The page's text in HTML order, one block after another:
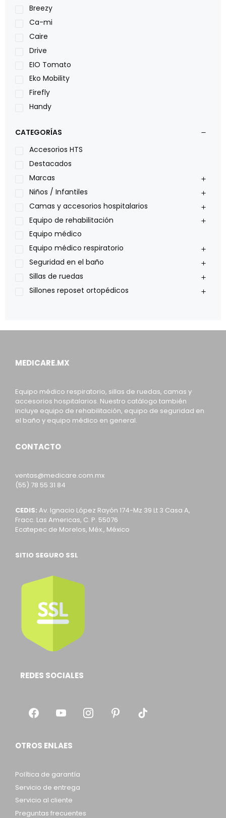
Breezy
Ca-mi
Caire
Drive
EIO Tomato
Eko Mobility
Firefly
Handy
Leggero
Lumex
Medical Store
Nidek
Oxiplus
Philips
Pride
Roho
Sillas de ruedas Everest Jennings
Stealth products
Xiehe Medical
CATEGORÍAS
Accesorios HTS
Destacados
Marcas
Niños / Infantiles
Camas y accesorios hospitalarios
Equipo de rehabilitación
Equipo médico
Equipo médico respiratorio
Seguridad en el baño
Sillas de ruedas
Sillones reposet ortopédicos
MEDICARE.MX
Equipo médico respiratorio, sillas de ruedas, camas y
accesorios hospitalarios. Nuestro catálogo también
incluye equipo de rehabilitación, equipo de seguridad en
el baño y equipo médico en general.
CONTACTO
ventas@medicare.com.mx
(55) 78 55 31 84
CEDIS: Av. Ignacio López Rayón 174-Mz 39 Lt 3 Casa A,
Fracc. Las Americas, C. P. 55076
Ecatepec de Morelos, Méx., México
SITIO SEGURO SSL
REDES SOCIALES
OTROS ENLAES
Política de garantía
Servicio de entrega
Servicio al cliente
Preguntas frecuentes